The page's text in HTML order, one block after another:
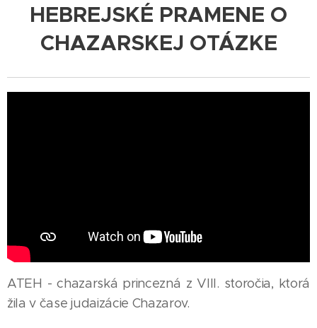
HEBREJSKÉ PRAMENE O
CHAZARSKEJ OTÁZKE
ATEH - chazarská princezná z VIII. storočia, ktorá
žila v čase judaizácie Chazarov.